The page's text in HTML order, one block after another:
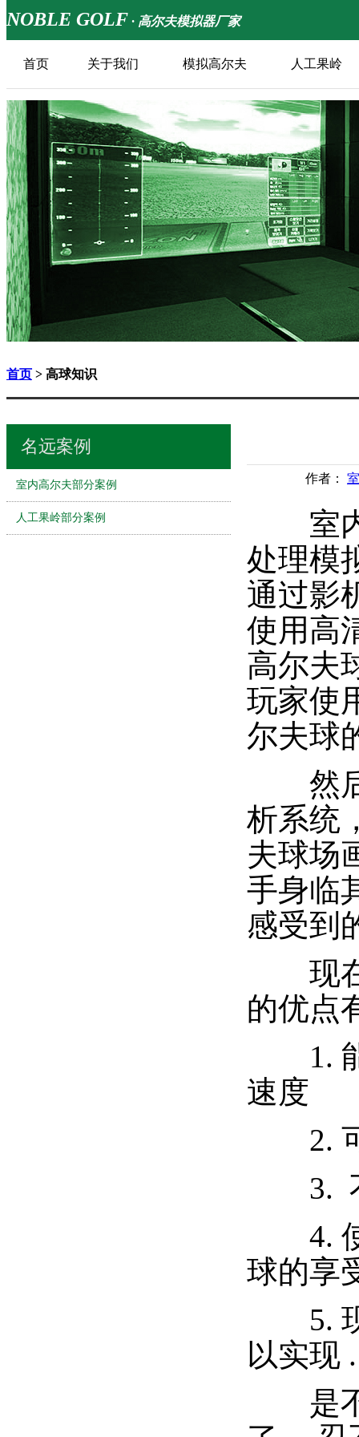
NOBLE GOLF · 高尔夫模拟器厂家
首页 关于我们 模拟高尔夫 人工果岭
首页 > 高球知识
名远案例
室内高尔夫部分案例
人工果岭部分案例
作者：
室内
处理模
通过影
使用高
高尔夫
玩家使
尔夫球
然后
析系统
夫球场
手身临
感受到
现在
的优点
1. 能
速度
2. 可
3. 不
4. 使
球的享
5. 现
以实
是不